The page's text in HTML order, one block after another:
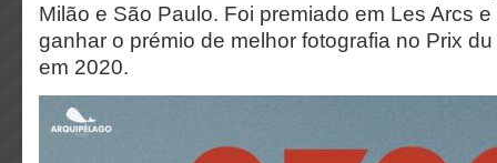
Milão e São Paulo. Foi premiado em Les Arcs
ganhar o prémio de melhor fotografia no Prix
em 2020.